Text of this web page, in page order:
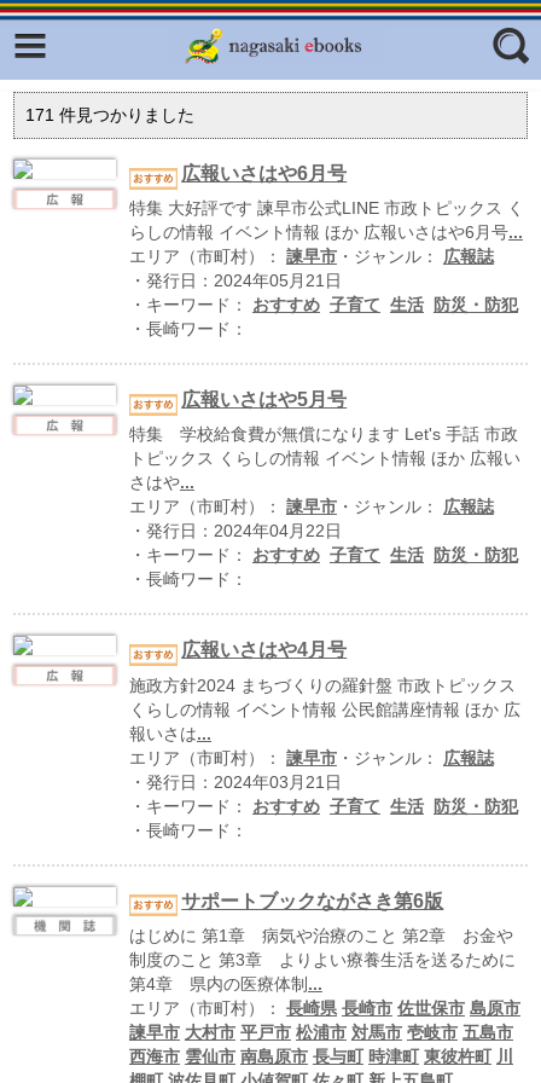
ジャンル
171 件見つかりました
広報いさはや6月号
特集 大好評です 諫早市公式LINE 市政トピックス く
らしの情報 イベント情報 ほか 広報いさはや6月号...
エリア（市町村）： 諫早市・ジャンル： 広報誌
・発行日：2024年05月21日
・キーワード： おすすめ 子育て 生活
防災・防犯
・長崎ワード：
広報いさはや5月号
特集 学校給食費が無償になります Let's 手話 市政
トピックス くらしの情報 イベント情報 ほか 広報い
さはや...
エリア（市町村）： 諫早市・ジャンル： 広報誌
・発行日：2024年04月22日
・キーワード： おすすめ 子育て 生活
防災・防犯
・長崎ワード：
広報いさはや4月号
施政方針2024 まちづくりの羅針盤 市政トピックス
くらしの情報 イベント情報 公民館講座情報 ほか 広
報いさは...
エリア（市町村）： 諫早市・ジャンル： 広報誌
・発行日：2024年03月21日
・キーワード： おすすめ 子育て 生活
防災・防犯
・長崎ワード：
サポートブックながさき第6版
はじめに 第1章 病気や治療のこと 第2章 お金や
制度のこと 第3章 よりよい療養生活を送るために
第4章 県内の医療体制 ...
エリア（市町村）： 長崎県 長崎市 佐世保市 島原市
諫早市 大村市 平戸市 松浦市 対馬市 壱岐市 五島市
西海市 雲仙市 南島原市 長与町 時津町 東彼杵町
川
Facebook
ふくいろキラリプロジェクト
ラリー（TOKYO Brochures）
復興応援企画
はじめてご利用される方へ
広報誌ナビ
明治日本の産業革命遺産
長崎と天草地方の潜伏キリシタン
大学・専門学校ナビ
ハイスクールナビ
いきebooks
ながよebooks
ごとうebooks
おおむらebooks
みなみしまばらebooks
はさみebooks
ながさき市ebooks
さいかいイーブックス
長崎MICE観光マップ